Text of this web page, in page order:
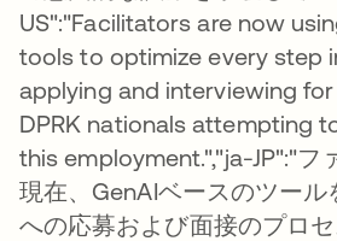
US":"Facilitators are now
tools to optimize every step
applying and interviewing
DPRK nationals attempting
this employment.","ja-JP":"フ
現在、GenAIベースのツール
への応募および面接のプロ